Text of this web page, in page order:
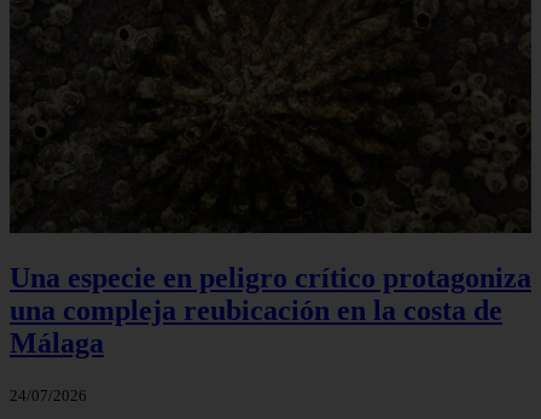
Una especie en peligro crítico protagoniza
una compleja reubicación en la costa de
Málaga
24/07/2026